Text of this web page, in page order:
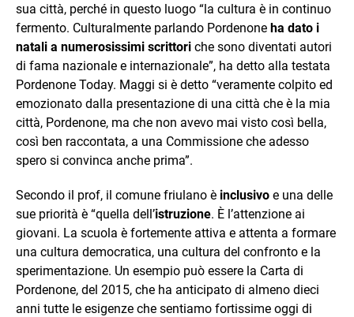
sua città, perché in questo luogo “la cultura è in continuo
fermento. Culturalmente parlando Pordenone ha dato i
natali a numerosissimi scrittori che sono diventati autori
di fama nazionale e internazionale”, ha detto alla testata
Pordenone Today. Maggi si è detto “veramente colpito ed
emozionato dalla presentazione di una città che è la mia
città, Pordenone, ma che non avevo mai visto così bella,
così ben raccontata, a una Commissione che adesso
spero si convinca anche prima”.
Secondo il prof, il comune friulano è inclusivo e una delle
sue priorità è “quella dell’istruzione. È l’attenzione ai
giovani. La scuola è fortemente attiva e attenta a formare
una cultura democratica, una cultura del confronto e la
sperimentazione. Un esempio può essere la Carta di
Pordenone, del 2015, che ha anticipato di almeno dieci
anni tutte le esigenze che sentiamo fortissime oggi di